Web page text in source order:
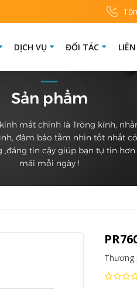
DỊCH VỤ ĐỐI TÁC
Sản phẩm
mắt chính là Tròng kính,
đảm bảo tầm nhìn tốt nhất
tin cậy giúp bạn tự tin
mái mỗi ngày !
Thương